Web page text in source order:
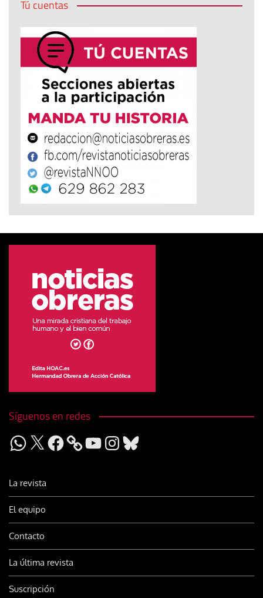
Tú cuentas
Síguenos en redes
WhatsApp
X Facebook YouTubeInstagram
Bluesky
La revista
El equipo
Contacto
La última revista
Suscripción